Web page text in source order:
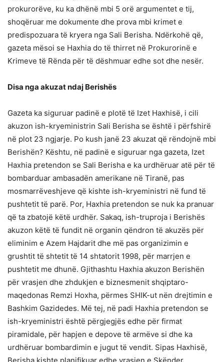
prokurorëve, ku ka dhënë mbi 5 orë argumentet e tij,
shoqëruar me dokumente dhe prova mbi krimet e
predispozuara të kryera nga Sali Berisha. Ndërkohë që,
gazeta mësoi se Haxhia do të thirret në Prokurorinë e
Krimeve të Rënda për të dëshmuar edhe sot dhe nesër.
Disa nga akuzat ndaj Berishës
Gazeta ka siguruar padinë e plotë të Izet Haxhisë, i cili
akuzon ish-kryeministrin Sali Berisha se është i përfshirë
në plot 23 ngjarje. Po kush janë 23 akuzat që rëndojnë mbi
Berishën? Kështu, në padinë e siguruar nga gazeta, Izet
Haxhia pretendon se Sali Berisha e ka urdhëruar atë për të
bombarduar ambasadën amerikane në Tiranë, pas
mosmarrëveshjeve që kishte ish-kryeministri në fund të
pushtetit të parë. Por, Haxhia pretendon se nuk ka pranuar
që ta zbatojë këtë urdhër. Sakaq, ish-truproja i Berishës
akuzon këtë të fundit në organin qëndron të akuzës për
eliminim e Azem Hajdarit dhe më pas organizimin e
grushtit të shtetit të 14 shtatorit 1998, për marrjen e
pushtetit me dhunë. Gjithashtu Haxhia akuzon Berishën
për vrasjen dhe zhdukjen e biznesmenit shqiptaro-
maqedonas Remzi Hoxha, përmes SHIK-ut nën drejtimin e
Bashkim Gazidedes. Më tej, në padi Haxhia pretendon se
ish-kryeministri është përgjegjës edhe për firmat
piramidale, për hapjen e depove të armëve si dhe ka
urdhëruar bombardimin e jugut të vendit. Sipas Haxhisë,
Berisha kishte planifikuar edhe vrasjen e Skënder